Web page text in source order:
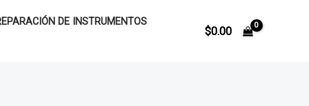
DE INSTRUMENTOS
$0.00